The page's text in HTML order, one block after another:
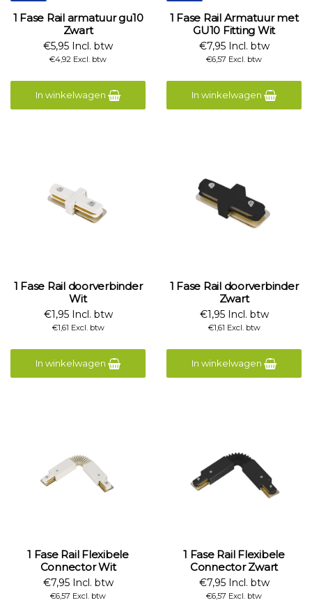
1 Fase Rail armatuur gu10
Zwart
€5,95 Incl. btw
€4,92 Excl. btw
In winkelwagen
1 Fase Rail Armatuur met
GU10 Fitting Wit
€7,95 Incl. btw
€6,57 Excl. btw
In winkelwagen
1 Fase Rail doorverbinder
Wit
€1,95 Incl. btw
€1,61 Excl. btw
In winkelwagen
1 Fase Rail doorverbinder
Zwart
€1,95 Incl. btw
€1,61 Excl. btw
In winkelwagen
1 Fase Rail Flexibele
Connector Wit
€7,95 Incl. btw
€6,57 Excl. btw
1 Fase Rail Flexibele
Connector Zwart
€7,95 Incl. btw
€6,57 Excl. btw